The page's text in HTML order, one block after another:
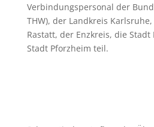
Verbindungspersonal der
THW), der Landkreis
Rastatt, der Enzkreis, die
Stadt Pforzheim teil.